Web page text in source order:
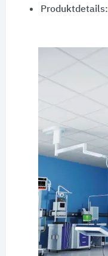
Produktdetails: